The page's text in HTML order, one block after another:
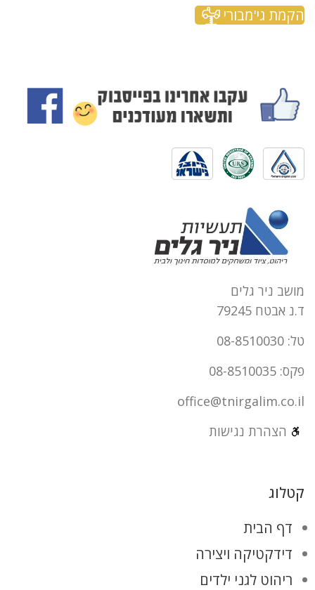
הקמת גי'מבורי
מושב ניר גלים
ד.נ אבטח 79245
טל: 08-8510030
פקס: 08-8510035
office@tnirgalim.co.il
הצהרת נגישות
קטלוג
דף הבית
דידקטיקה ויצירה
ריהוט לגני ילדים